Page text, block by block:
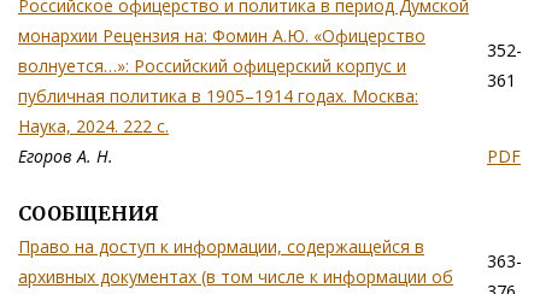
Российское офицерство и политика в период Думской
монархии Рецензия на: Фомин А.Ю. «Офицерство
волнуется…»: Российский офицерский корпус и
публичная политика в 1905–1914 годах. Москва:
Наука, 2024. 222 с.
352-
361
Егоров А. Н. PDF
СООБЩЕНИЯ
Право на доступ к информации, содержащейся в
архивных документах (в том числе к информации об
363-